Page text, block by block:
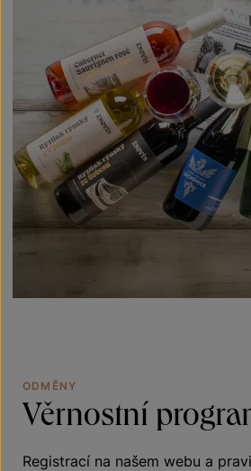
ODMĚNY
Věrnostní
Registrací na našem webu a